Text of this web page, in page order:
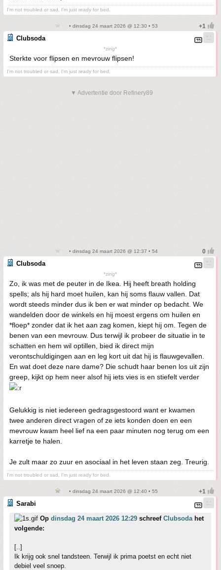
I'm not troubled or sad, I'm just ready for bed.
• dinsdag 24 maart 2026 @ 12:30 • 53
Clubsoda
*zing*
Sterkte voor flipsen en mevrouw flipsen!
I'm not troubled or sad, I'm just ready for bed.
▼ Advertentie door Refinery89
• dinsdag 24 maart 2026 @ 12:37 • 54
Clubsoda
*zing*
Zo, ik was met de peuter in de Ikea. Hij heeft breath holding
spells; als hij hard moet huilen, kan hij soms flauw vallen. Dat
wordt steeds minder dus ik ben er wat minder op bedacht. We
wandelden door de winkels en hij moest ergens om huilen en
*floep* zonder dat ik het aan zag komen, kiept hij om. Tegen de
benen van een mevrouw. Dus terwijl ik probeer de situatie in te
schatten en hem wil optillen, bied ik direct mijn
verontschuldigingen aan en leg kort uit dat hij is flauwgevallen.
En wat doet deze nare dame? Die schudt haar benen los uit zijn
greep, kijkt op hem neer alsof hij iets vies is en stiefelt verder
Gelukkig is niet iedereen gedragsgestoord want er kwamen
twee anderen direct vragen of ze iets konden doen en een
mevrouw kwam heel lief na een paar minuten nog terug om een
karretje te halen.
Je zult maar zo zuur en asociaal in het leven staan zeg. Treurig.
I'm not troubled or sad, I'm just ready for bed.
• dinsdag 24 maart 2026 @ 12:40 • 55
Sarabi
Op dinsdag 24 maart 2026 12:29 schreef Clubsodahet
volgende:
[..]
Ik krijg ook snel tandsteen. Terwijl ik prima poetst en echt niet
debiel veel snoep.